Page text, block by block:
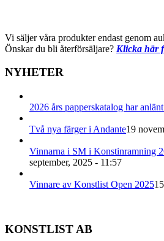
Vi säljer våra produkter endast genom
Önskar du bli återförsäljare? Klicka här
NYHETER
2026 års papperskatalog har
Två nya färger i Andante19
Vinnarna i SM i Konstinramning
september, 2025 - 11:57
Vinnare av Konstlist Open 2025
KONSTLIST AB